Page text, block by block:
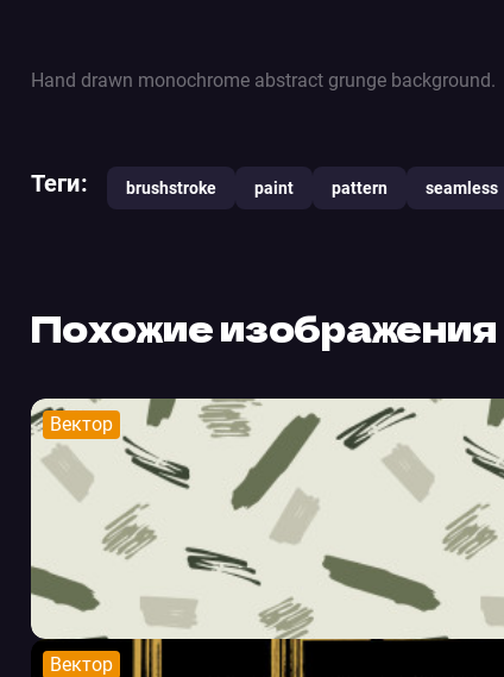
Hand drawn monochrome abstract grunge background.
Теги: brushstroke paint pattern seamless
Похожие изображения
Вектор
Вектор